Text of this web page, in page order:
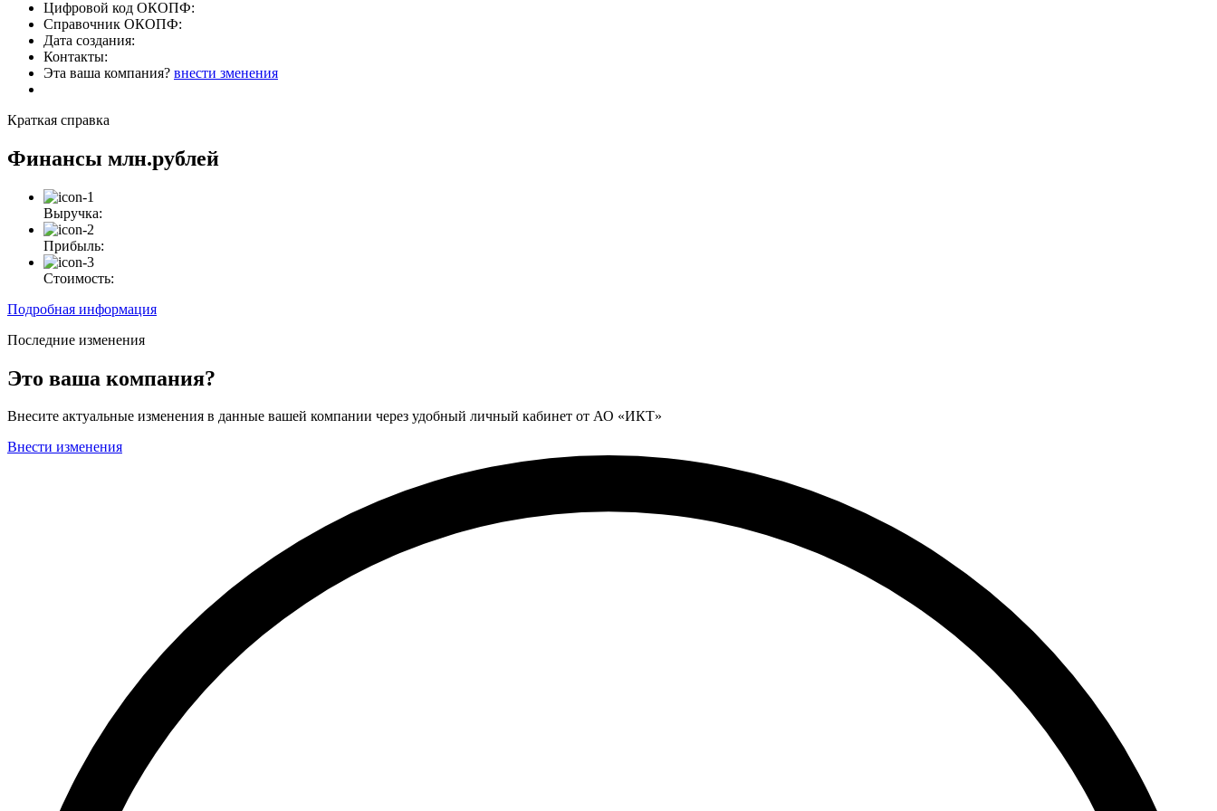
Цифровой код ОКОПФ:
Справочник ОКОПФ:
Дата создания:
Контакты:
Эта ваша компания? внести зменения
Краткая справка
Финансы млн.рублей
Выручка:
Прибыль:
Стоимость:
Подробная информация
Последние изменения
Это ваша компания?
Внесите актуальные изменения в данные вашей компании через удобный личный кабинет от АО «ИКТ»
Внести изменения